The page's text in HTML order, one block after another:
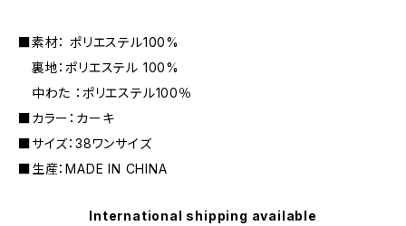
■素材： ポリエステル100%
裏地：ポリエステル 100%
中わた ：ポリエステル100％
■カラー：カーキ
■サイズ：38ワンサイズ
■生産：MADE IN CHINA
International shipping available